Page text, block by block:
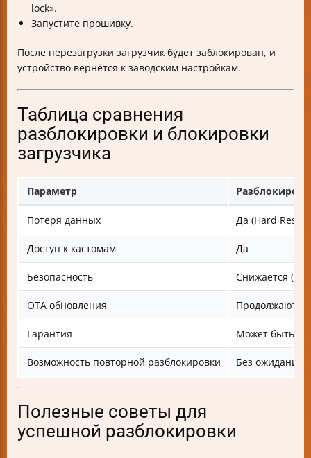
lock».
Запустите прошивку.
После перезагрузки загрузчик будет заблокирован, и
устройство вернётся к заводским настройкам.
Таблица сравнения
разблокировки и блокировки
загрузчика
Параметр
Потеря данных Да (Hard Reset)
Доступ к кастомам Да
Безопасность Снижается
OTA обновления
Гарантия Может быть
Возможность повторной разблокировки Без ожидания
Полезные советы для
успешной разблокировки